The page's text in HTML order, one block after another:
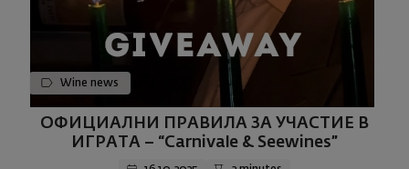
Wine news
ОФИЦИАЛНИ ПРАВИЛА ЗА УЧАСТИЕ В
ИГРАТА – “Carnivale & Seewines”